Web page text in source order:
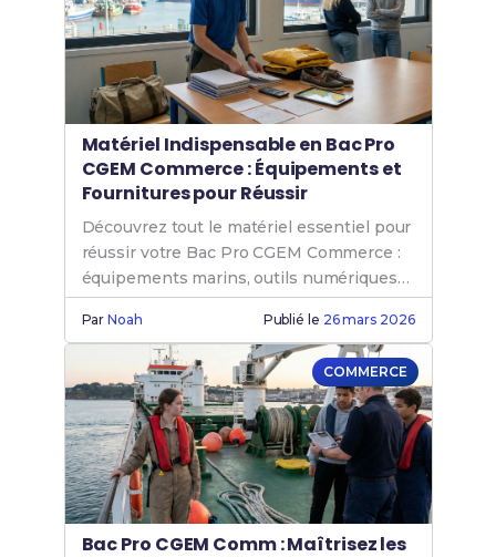
Matériel Indispensable en Bac Pro
CGEM Commerce : Équipements et
Fournitures pour Réussir
Découvrez tout le matériel essentiel pour
réussir votre Bac Pro CGEM Commerce :
équipements marins, outils numériques
et astuces budget.
ParNoah Publié le 26 mars 2026
COMMERCE
Bac Pro CGEM Comm : Maîtrisez les